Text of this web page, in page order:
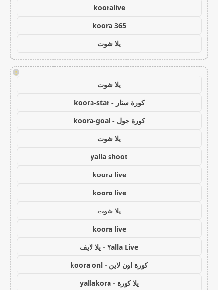
kooralive
koora 365
يلا شوت
!
يلا شوت
كورة ستار - koora-star
كورة جول - koora-goal
يلا شوت
yalla shoot
koora live
koora live
يلا شوت
koora live
Yalla Live - يلا لايف
كورة اون لاين - koora onl
يلا كورة - yallakora